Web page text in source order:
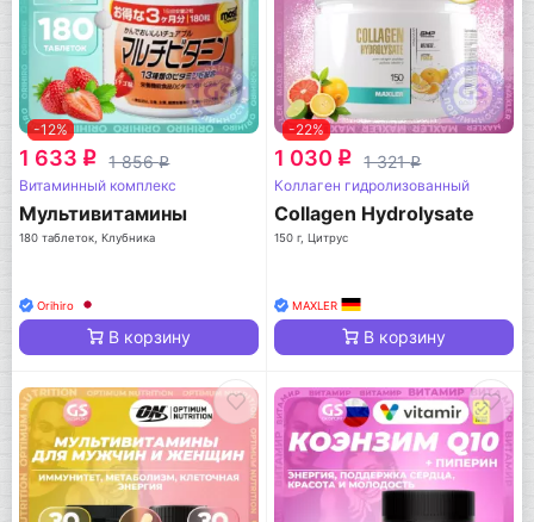
-12%
1 633 q 1 856q
Витаминный комплекс
Мультивитамины
180 таблеток, Клубника
Orihiro
В корзину
-22%
1 030 q 1 321q
Коллаген гидролизованный
Collagen Hydrolysate
150 г, Цитрус
MAXLER
В корзину